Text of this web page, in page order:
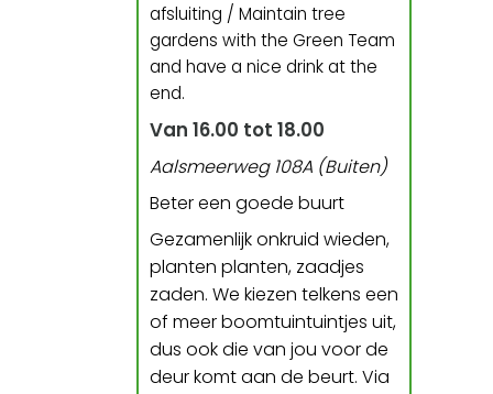
afsluiting / Maintain tree
gardens with the Green Team
and have a nice drink at the
end.
Van 16.00 tot 18.00
Aalsmeerweg 108A (Buiten)
Beter een goede buurt
Gezamenlijk onkruid wieden,
planten planten, zaadjes
zaden. We kiezen telkens een
of meer boomtuintuintjes uit,
dus ook die van jou voor de
deur komt aan de beurt. Via